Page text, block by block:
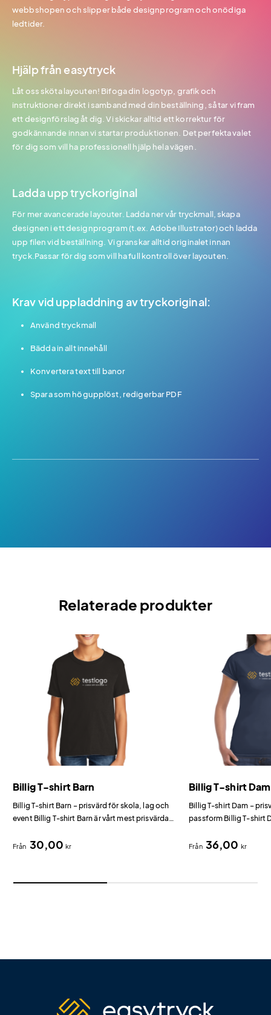
webbshopen och slipper både designprogram och onödiga
ledtider.
Hjälp från easytryck
Låt oss sköta layouten! Bifoga din logotyp, grafik och
instruktioner direkt i samband med din beställning, så tar vi fram
ett designförslag åt dig. Vi skickar alltid ett korrektur för
godkännande innan vi startar produktionen. Det perfekta valet
för dig som vill ha professionell hjälp hela vägen.
Ladda upp tryckoriginal
För mer avancerade layouter. Ladda ner vår tryckmall, skapa
designen i ett designprogram (t.ex. Adobe Illustrator) och ladda
upp filen vid beställning. Vi granskar alltid originalet innan
tryck.Passar för dig som vill ha full kontroll över layouten.
Krav vid uppladdning av tryckoriginal:
Använd tryckmall
Bädda in allt innehåll
Konvertera text till banor
Spara som högupplöst, redigerbar PDF
Relaterade produkter
Billig T-shirt Barn
Billig T-shirt Barn – prisvärd för skola, lag och
event Billig T-shirt Barn är vårt mest prisvärda
Från 30,00kr
Billig T-shirt Dam
Billig T-shirt Dam –
passform Billig T-shirt
tryck.
Från 36,00 kr